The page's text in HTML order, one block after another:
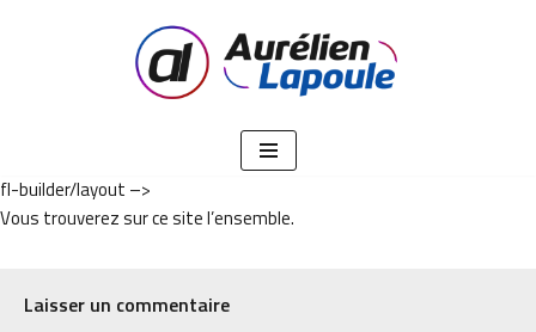
fl-builder/layout –>
Vous trouverez sur ce site l’ensemble.
Laisser un commentaire